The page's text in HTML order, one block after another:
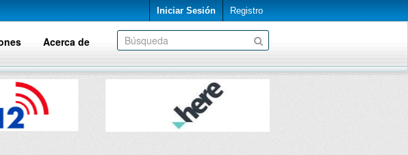
Iniciar Sesión Registro
Acerca de